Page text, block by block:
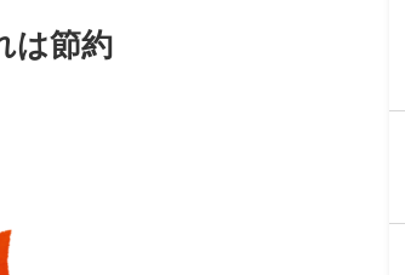
ヘッドライン
イン
は節約